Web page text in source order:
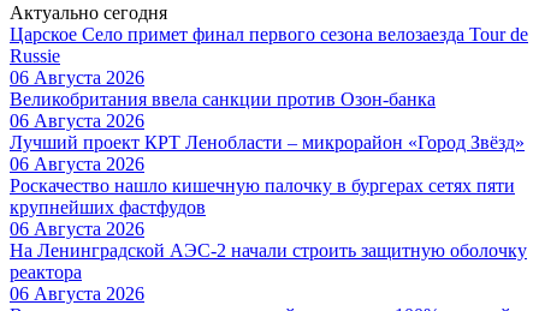
Актуально сегодня
Царское Село примет финал первого сезона велозаезда Tour de
Russie
06 Августа 2026
Великобритания ввела санкции против Озон-банка
06 Августа 2026
Лучший проект КРТ Ленобласти – микрорайон «Город Звёзд»
06 Августа 2026
Роскачество нашло кишечную палочку в бургерах сетях пяти
крупнейших фастфудов
06 Августа 2026
На Ленинградской АЭС-2 начали строить защитную оболочку
реактора
06 Августа 2026